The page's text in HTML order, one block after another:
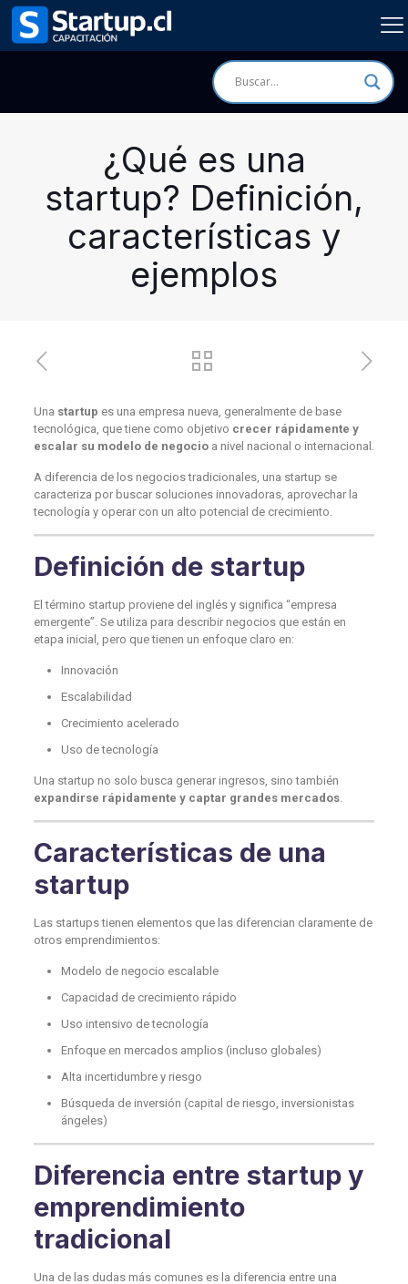
¿Qué es una
startup? Definición,
características y
ejemplos
Una startup es una empresa nueva, generalmente de base
tecnológica, que tiene como objetivo crecer rápidamente y
escalar su modelo de negocioa nivel nacional o internacional.
A diferencia de los negocios tradicionales, una startup se
caracteriza por buscar soluciones innovadoras, aprovechar la
tecnología y operar con un alto potencial de crecimiento.
Definición de startup
El término startup proviene del inglés y significa “empresa
emergente”. Se utiliza para describir negocios que están en
etapa inicial, pero que tienen un enfoque claro en:
Innovación
Escalabilidad
Crecimiento acelerado
Uso de tecnología
Una startup no solo busca generar ingresos, sino también
expandirse rápidamente y captar grandes mercados.
Características de una
startup
Las startups tienen elementos que las diferencian claramente de
otros emprendimientos:
Modelo de negocio escalable
Capacidad de crecimiento rápido
Uso intensivo de tecnología
Enfoque en mercados amplios (incluso globales)
Alta incertidumbre y riesgo
Búsqueda de inversión (capital de riesgo, inversionistas
ángeles)
Diferencia entre startup y
emprendimiento
tradicional
Una de las dudas más comunes es la diferencia entre una